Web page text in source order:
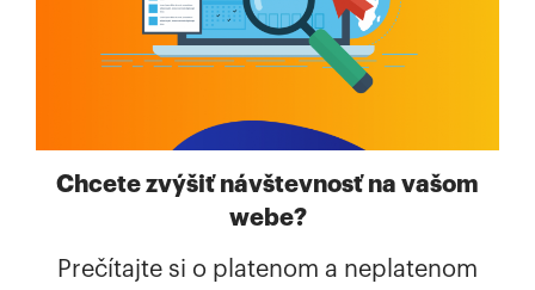
Chcete zvýšiť návštevnosť na vašom
webe?
Prečítajte si o platenom a neplatenom